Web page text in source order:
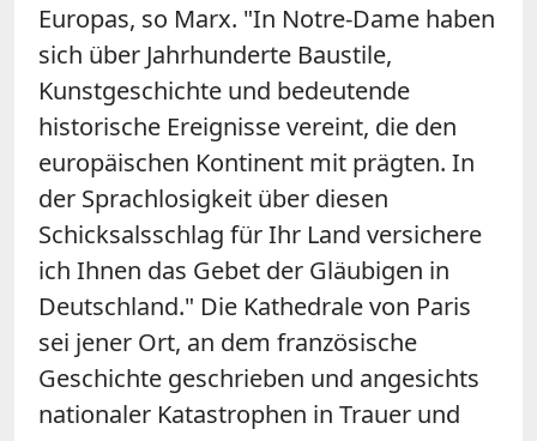
Europas, so Marx. "In Notre-Dame haben
sich über Jahrhunderte Baustile,
Kunstgeschichte und bedeutende
historische Ereignisse vereint, die den
europäischen Kontinent mit prägten. In
der Sprachlosigkeit über diesen
Schicksalsschlag für Ihr Land versichere
ich Ihnen das Gebet der Gläubigen in
Deutschland." Die Kathedrale von Paris
sei jener Ort, an dem französische
Geschichte geschrieben und angesichts
nationaler Katastrophen in Trauer und